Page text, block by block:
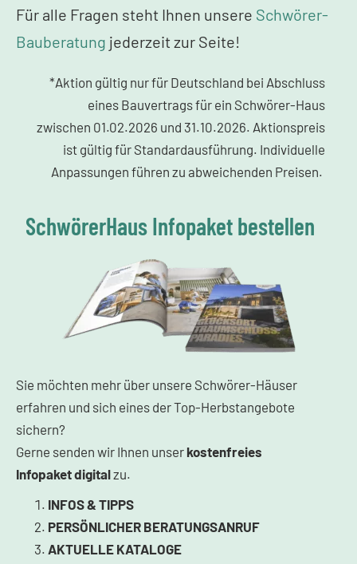
Für alle Fragen steht Ihnen unsere Schwörer-
Bauberatung jederzeit zur Seite!
*Aktion gültig nur für Deutschland bei Abschluss
eines Bauvertrags für ein Schwörer-Haus
zwischen 01.02.2026 und 31.10.2026. Aktionspreis
ist gültig für Standardausführung. Individuelle
Anpassungen führen zu abweichenden Preisen.
SchwörerHaus Infopaket bestellen
Sie möchten mehr über unsere Schwörer-Häuser
erfahren und sich eines der Top-Herbstangebote
sichern?
Gerne senden wir Ihnen unser kostenfreies
Infopaketdigitalzu.
INFOS & TIPPS
PERSÖNLICHER BERATUNGSANRUF
AKTUELLE KATALOGE